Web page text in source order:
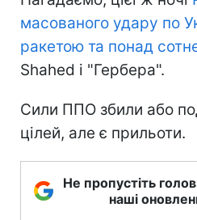
масованого удару по
ракетою та понад
Shahed і "Гербера".
Сили ППО збили або
цілей, але є прильоти.
Не пропустіть
наші